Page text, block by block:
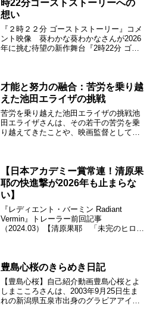
時22分ゴーストストーリーへの
想い
『２時２２分 ゴーストストーリー』コメ
ント映像 葵わかな葵わかなさんが2026
年に挑む待望の新作舞台『2時22分 ゴー
ン・ジェニー役...
才能と努力の融合：苦労を乗り越
えた池田エライザの挑戦
苦労を乗り越えた池田エライザの挑戦池
田エライザさんは、その若干の苦労を乗
り越えてきたことや、映画監督としての
ン」グランプリを...
【日本アカデミー賞常連！清原果
耶の快進撃が2026年も止まらな
い】
『レディエント・バーミン Radiant
Vermin』トレーラー前回記事
（2024.03）【清原果耶 「未完のヒロイ
私たちの...
豊島心桜のきらめき日記
【豊島心桜】自己紹介動画豊島心桜とよ
しまこころさんは、2003年9月25日生ま
れの新潟県五泉市出身のグラビアアイド